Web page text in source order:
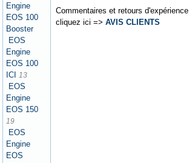
Engine
EOS 100
Booster
EOS
Engine
EOS 100
ICI
13
EOS
Engine
EOS 150
19
EOS
Engine
EOS
Commentaires et retours d'expérience,
cliquez ici =>AVIS CLIENTS